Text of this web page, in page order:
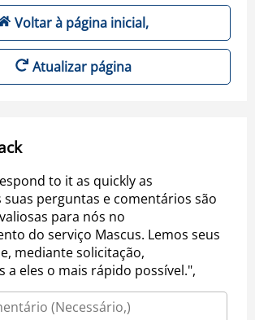
Voltar à página inicial,
Atualizar página
to it as quickly as
suas perguntas e comentários são
para nós no
do serviço Mascus. Lemos seus
mediante solicitação,
a eles o mais rápido possível.",